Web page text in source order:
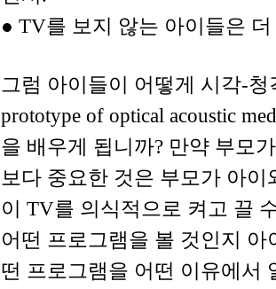
● TV를 보지 않는 아이들은
그럼 아이들이 어떻게 시각-
prototype of optical acoustic
을 배우게 됩니까? 만약 부모
보다 중요한 것은 부모가 아
이 TV를 의식적으로 켜고 끌
어떤 프로그램을 볼 것인지
떤 프로그램을 어떤 이유에서